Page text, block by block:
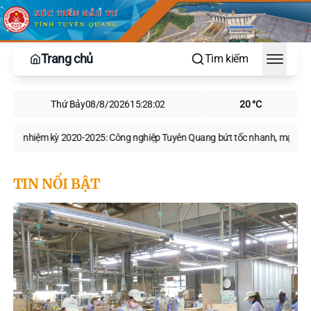
Trang chủ Tìm kiếm
Toggle
Thứ Bảy08/8/202615:28:03 20 °C
kỳ 2020-2025: Công nghiệp Tuyên Quang bứt tốc nhanh, mạnh, bền vững
TIN NỔI BẬT